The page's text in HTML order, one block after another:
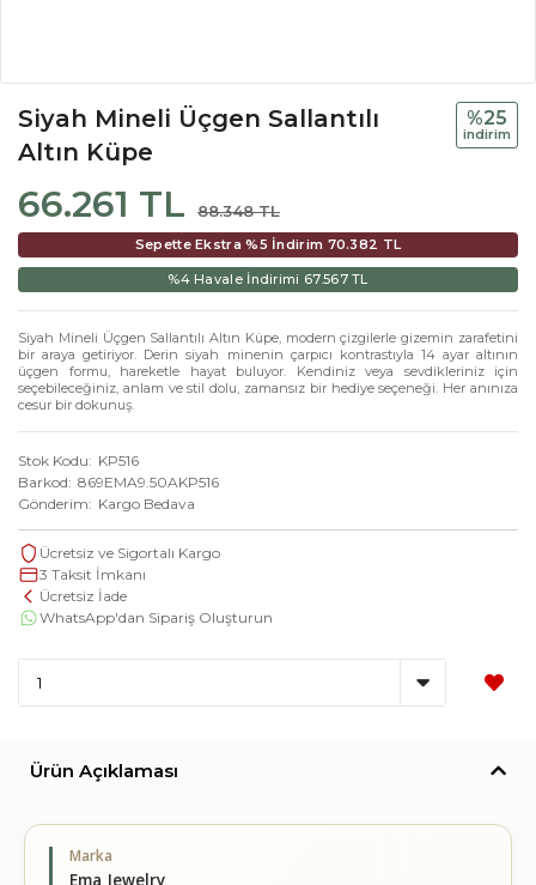
Siyah Mineli Üçgen Sallantılı
Altın Küpe
66.261 TL 88.348 TL
%25
i̇ndi̇ri̇m
Sepette Ekstra %5 İndirim 70.382 TL
%4 Havale İndirimi 67.567 TL
Siyah Mineli Üçgen Sallantılı Altın Küpe, modern çizgilerle gizemin zarafetini
bir araya getiriyor. Derin siyah minenin çarpıcı kontrastıyla 14 ayar altının
üçgen formu, hareketle hayat buluyor. Kendiniz veya sevdikleriniz için
seçebileceğiniz, anlam ve stil dolu, zamansız bir hediye seçeneği. Her anınıza
cesur bir dokunuş.
Stok Kodu
KP516
Barkod 869EMA9.50AKP516
Gönderim
Kargo Bedava
Ücretsiz ve Sigortalı Kargo
3 Taksit İmkanı
Ücretsiz İade
WhatsApp'dan Sipariş Oluşturun
Ürün Açıklaması
Marka
Ema Jewelry